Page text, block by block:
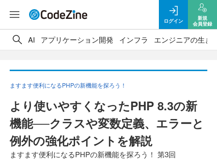
ログイン
新規
会員登録
AI アプリケーション開発 インフラ エンジニアの生き
ますます便利になるPHPの新機能を探ろう！
より使いやすくなったPHP 8.3の新
機能──クラスや変数定義、エラーと
例外の強化ポイントを解説
ますます便利になるPHPの新機能を探ろう！ 第3回